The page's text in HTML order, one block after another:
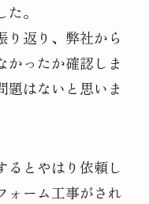
。
り返り、弊社から
かったか確認しま
題はないと思いま
るとやはり依頼し
ォーム工事がされ